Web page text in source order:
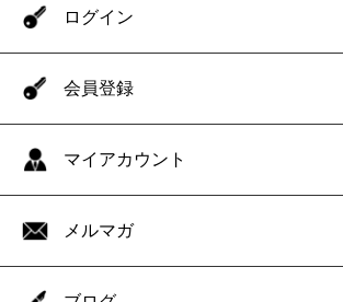
ログイン
会員登録
マイアカウント
メルマガ